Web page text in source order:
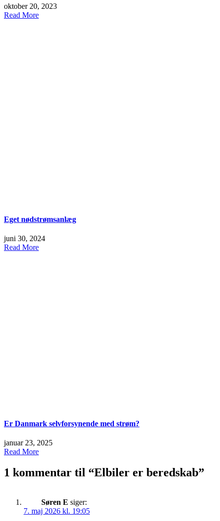
oktober 20, 2023
Read More
Eget nødstrømsanlæg
juni 30, 2024
Read More
Er Danmark selvforsynende med strøm?
januar 23, 2025
Read More
1 kommentar til “Elbiler er beredskab”
Søren E siger:
7. maj 2026 kl. 19:05